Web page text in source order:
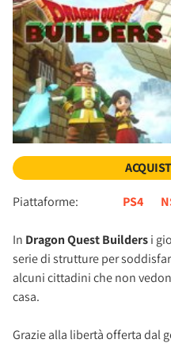
Piattaforme: PS4
In Dragon Quest Buildersi
serie di strutture per
alcuni cittadini che non
casa.
Grazie alla libertà offerta dal